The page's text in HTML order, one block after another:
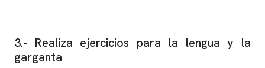
3.- Realiza ejercicios para la lengua y la
garganta